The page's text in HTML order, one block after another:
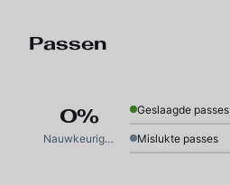
Passen
0%
Nauwkeurigheid
Geslaagde passes
Mislukte passes